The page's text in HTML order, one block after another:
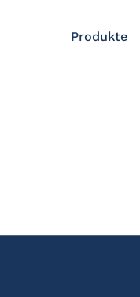
Produkte